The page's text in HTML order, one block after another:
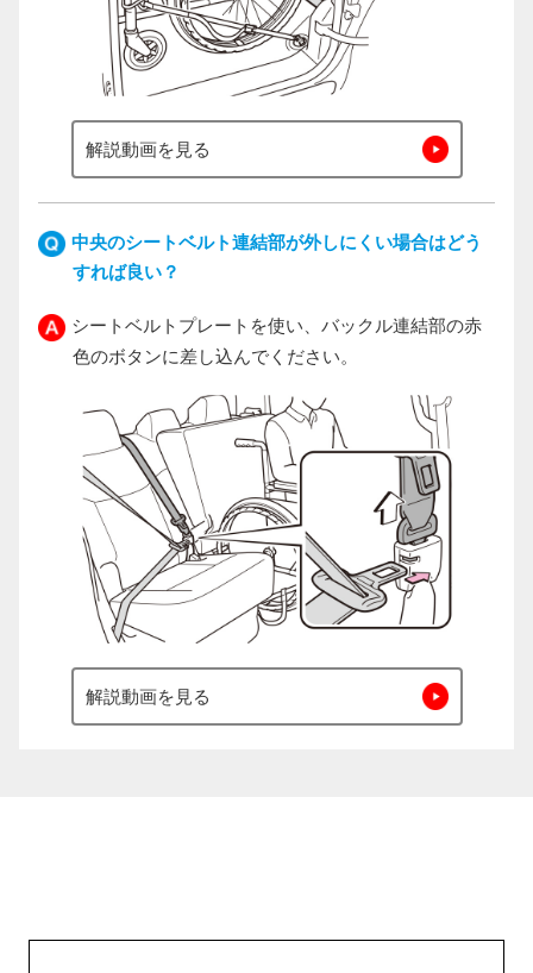
解説動画を見る
中央のシートベルト連結部が外しにくい場合はどう
すれば良い？
シートベルトプレートを使い、バックル連結部の赤
色のボタンに差し込んでください。
解説動画を見る